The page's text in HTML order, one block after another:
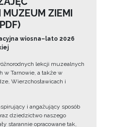
MUZEUM ZIEMI
wiosna–lato 2026
lekcji muzealnych
w Tarnowie, a także w
Wierzchosławicach i
i angażujący sposób
dziedzictwo naszego
starannie opracowane tak,